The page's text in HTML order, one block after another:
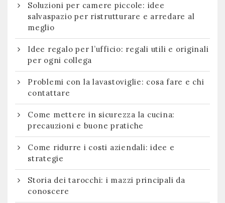
Soluzioni per camere piccole: idee
salvaspazio per ristrutturare e arredare al
meglio
Idee regalo per l’ufficio: regali utili e originali
per ogni collega
Problemi con la lavastoviglie: cosa fare e chi
contattare
Come mettere in sicurezza la cucina:
precauzioni e buone pratiche
Come ridurre i costi aziendali: idee e
strategie
Storia dei tarocchi: i mazzi principali da
conoscere